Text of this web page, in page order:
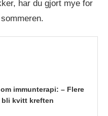
har du gjort mye for
immunterapi: – Flere
bli kvitt kreften